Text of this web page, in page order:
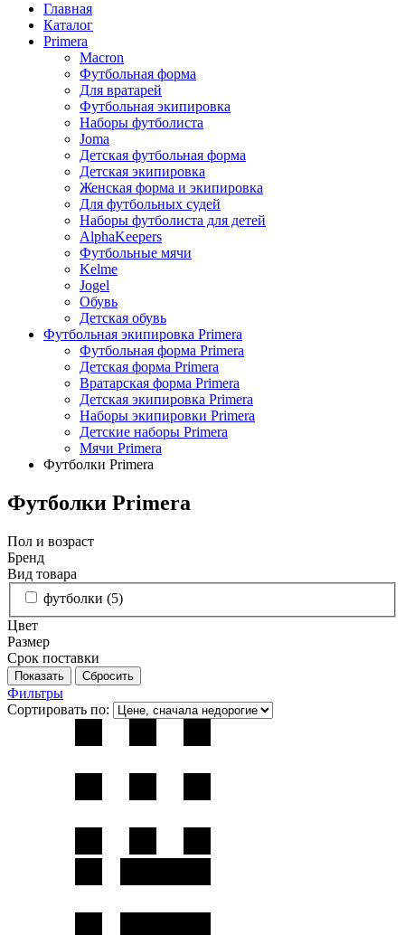
Главная
Каталог
Primera
Macron
Футбольная форма
Для вратарей
Футбольная экипировка
Наборы футболиста
Joma
Детская футбольная форма
Детская экипировка
Женская форма и экипировка
Для футбольных судей
Наборы футболиста для детей
AlphaKeepers
Футбольные мячи
Kelme
Jogel
Обувь
Детская обувь
Футбольная экипировка Primera
Футбольная форма Primera
Детская форма Primera
Вратарская форма Primera
Детская экипировка Primera
Наборы экипировки Primera
Детские наборы Primera
Мячи Primera
Футболки Primera
Футболки Primera
Пол и возраст
Бренд
Вид товара
футболки (5)
Цвет
Размер
Срок поставки
Фильтры
Сортировать по: